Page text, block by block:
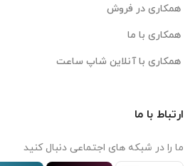
همکاری در فروش
همکاری با ما
همکاری با آنلاین شاپ ساعت
ارتباط با ما
ما را در شبکه های اجتماعی دنبال کنید